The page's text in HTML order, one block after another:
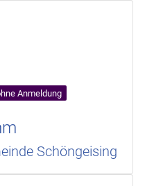
Anmeldung
Schöngeising